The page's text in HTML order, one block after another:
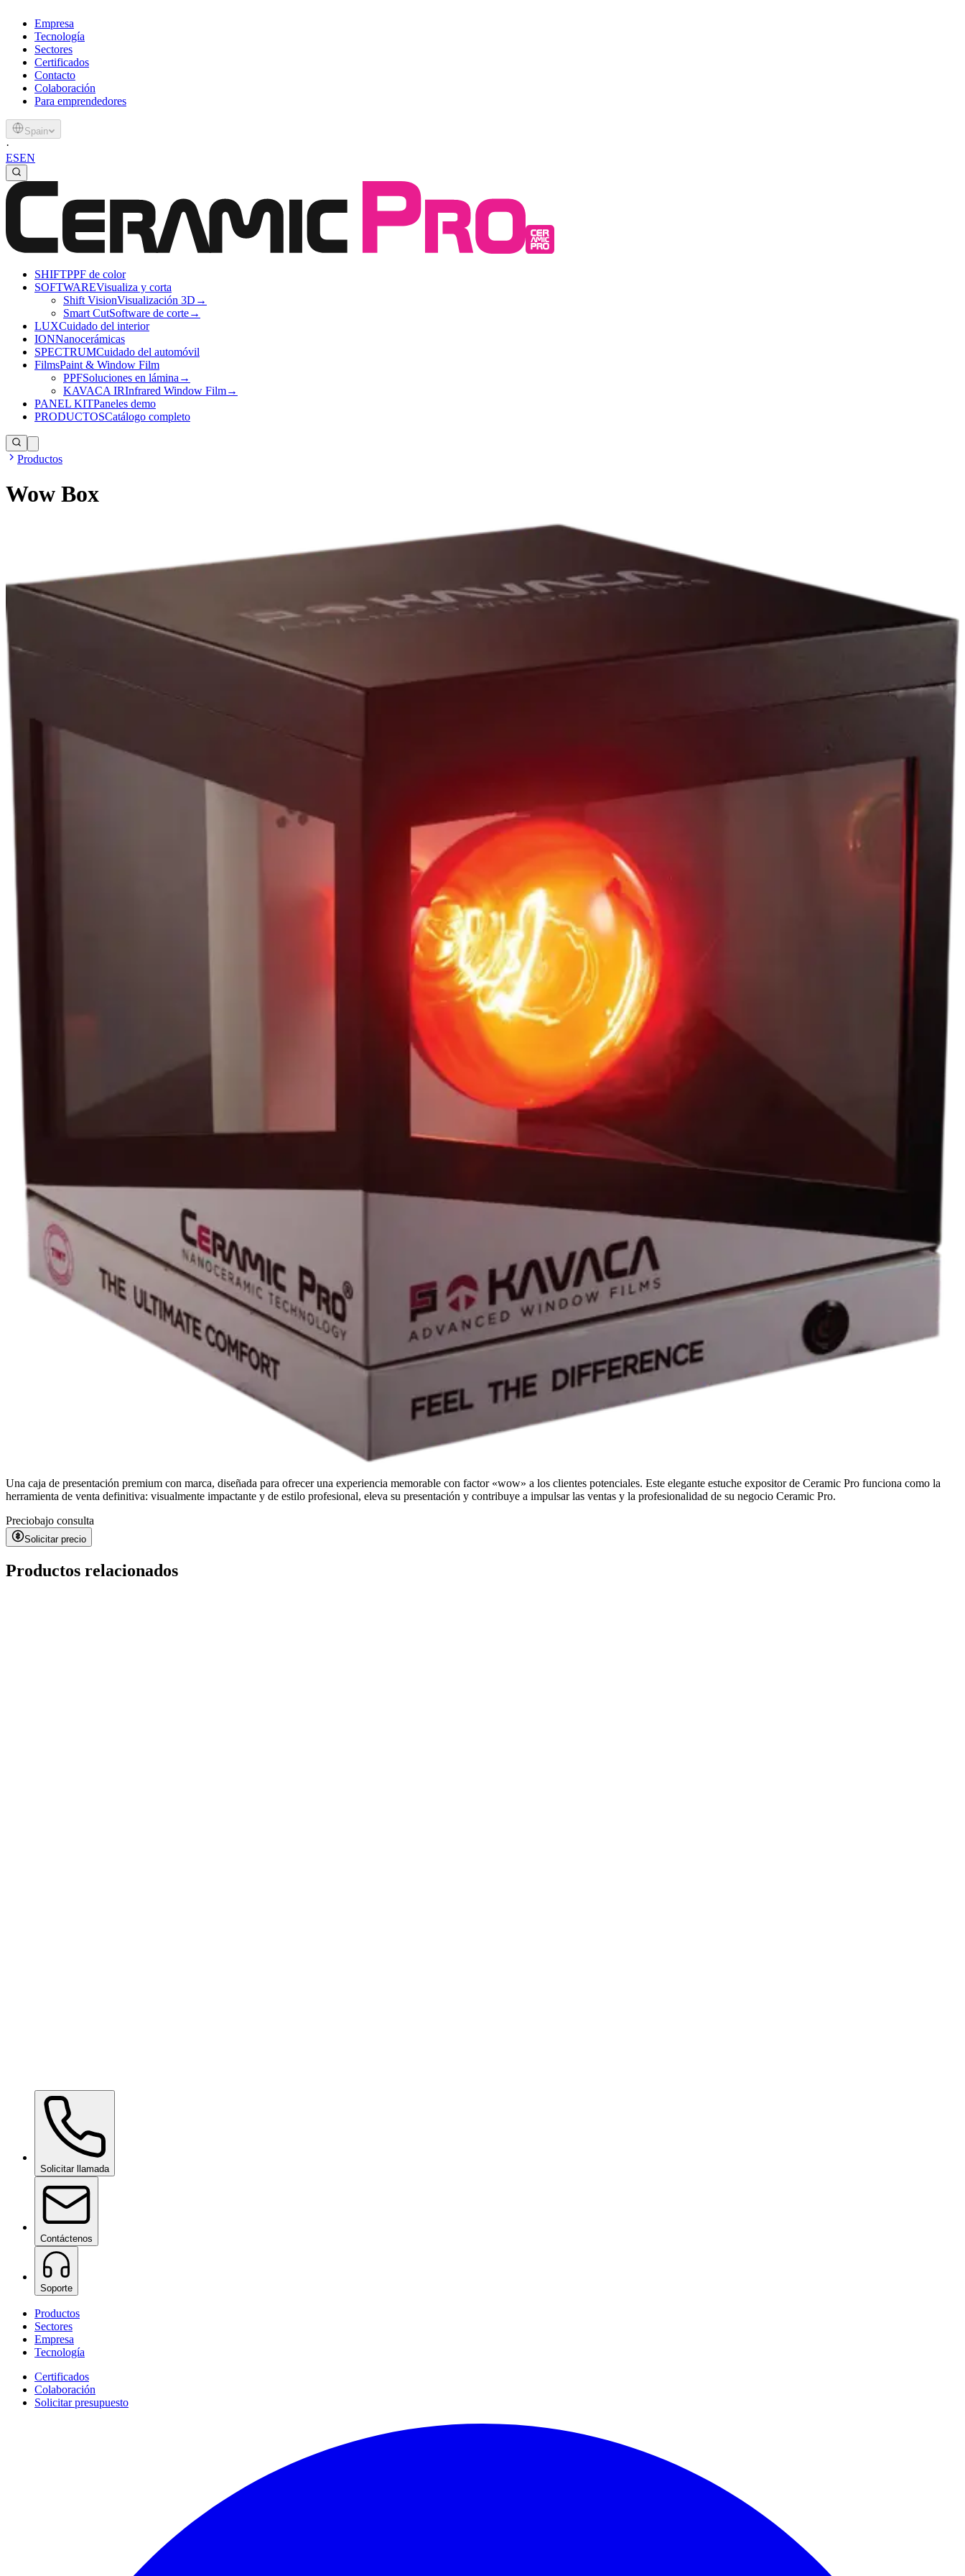
Empresa
Tecnología
Sectores
Certificados
Contacto
Colaboración
Para emprendedores
Spain
·
ESEN
SHIFTPPF de color
SOFTWAREVisualiza y corta
Shift VisionVisualización 3D →
Smart CutSoftware de corte→
LUXCuidado del interior
IONNanocerámicas
SPECTRUMCuidado del automóvil
FilmsPaint & Window Film
PPFSoluciones en lámina →
KAVACA IRInfrared Window Film→
PANEL KITPaneles demo
PRODUCTOSCatálogo completo
Productos
Wow Box
Una caja de presentación premium con marca, diseñada para ofrecer una experiencia memorable con factor «wow» a los clientes potenciales. Este elegante estuche expositor de Ceramic Pro funciona como la
herramienta de venta definitiva: visualmente impactante y de estilo profesional, eleva su presentación y contribuye a impulsar las ventas y la profesionalidad de su negocio Ceramic Pro.
Preciobajo consulta
Solicitar precio
Productos relacionados
Paint Chipping Machine
Solicitar llamada
Contáctenos
Soporte
Productos
Sectores
Empresa
Tecnología
Certificados
Colaboración
Solicitar presupuesto